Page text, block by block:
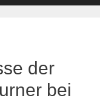
der
bei